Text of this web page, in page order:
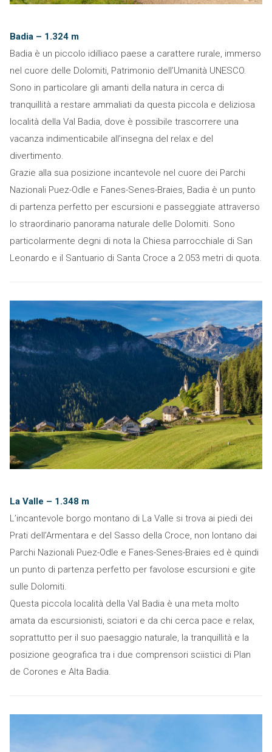
Badia – 1.324 m
Badia è un piccolo idilliaco paese a carattere rurale, immerso
nel cuore delle Dolomiti, Patrimonio dell’Umanità UNESCO.
Sono in particolare gli amanti della natura in cerca di
tranquillità a restare ammaliati da questa piccola e deliziosa
località della Val Badia, dove è possibile trascorrere una
vacanza indimenticabile all’insegna del relax e del
divertimento.
Grazie alla sua posizione incantevole nel cuore dei Parchi
Nazionali Puez-Odle e Fanes-Senes-Braies, Badia è un punto
di partenza perfetto per escursioni e passeggiate attraverso
lo straordinario panorama naturale delle Dolomiti. Sono
particolarmente degni di nota la Chiesa parrocchiale di San
Leonardo e il Santuario di Santa Croce a 2.053 metri di quota.
La Valle – 1.348 m
L’incantevole borgo montano di La Valle si trova ai piedi dei
Prati dell’Armentara e del Sasso della Croce, non lontano dai
Parchi Nazionali Puez-Odle e Fanes-Senes-Braies ed è quindi
un punto di partenza perfetto per favolose escursioni e gite
sulle Dolomiti.
Questa piccola località della Val Badia è una meta molto
amata da escursionisti, sciatori e da chi cerca pace e relax,
soprattutto per il suo paesaggio naturale, la tranquillità e la
posizione geografica tra i due comprensori sciistici di Plan
de Corones e Alta Badia.